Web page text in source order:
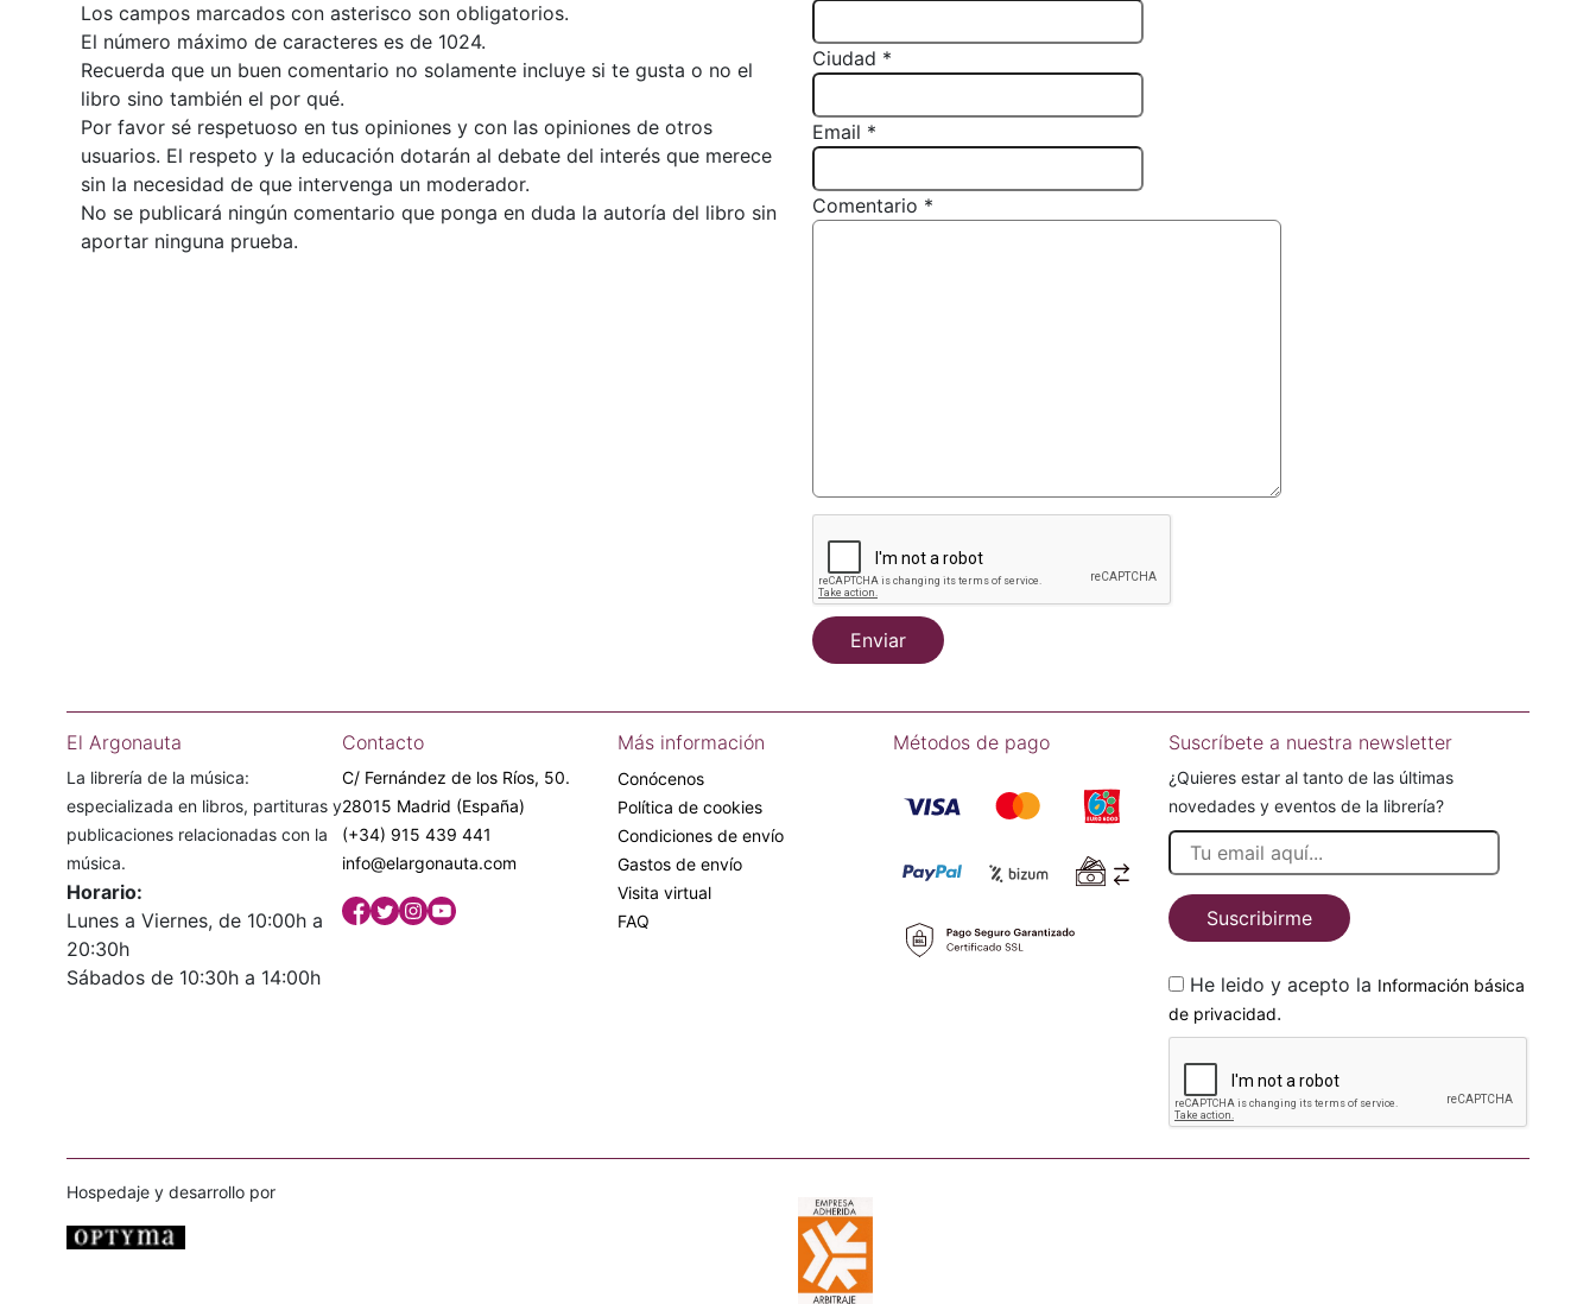
Los campos marcados con asterisco son obligatorios.
El número máximo de caracteres es de 1024.
Recuerda que un buen comentario no solamente incluye si te gusta o no el
libro sino también el por qué.
Por favor sé respetuoso en tus opiniones y con las opiniones de otros
usuarios. El respeto y la educación dotarán al debate del interés que merece
sin la necesidad de que intervenga un moderador.
No se publicará ningún comentario que ponga en duda la autoría del libro sin
aportar ninguna prueba.
Ciudad *
Email *
Comentario *
Enviar
El Argonauta
La librería de la música:
especializada en libros, partituras y
publicaciones relacionadas con la
música.
Horario:
Lunes a Viernes, de 10:00h a
20:30h
Sábados de 10:30h a 14:00h
Contacto
C/ Fernández de los Ríos, 50.
28015 Madrid (España)
(+34) 915 439 441
info@elargonauta.com
Más información
Conócenos
Política de cookies
Condiciones de envío
Gastos de envío
Visita virtual
FAQ
Métodos de pago Suscríbete a nuestra newsletter
¿Quieres estar al tanto de las últimas
novedades y eventos de la librería?
Suscribirme
He leido y acepto la Información básica
de privacidad.
Hospedaje y desarrollo por